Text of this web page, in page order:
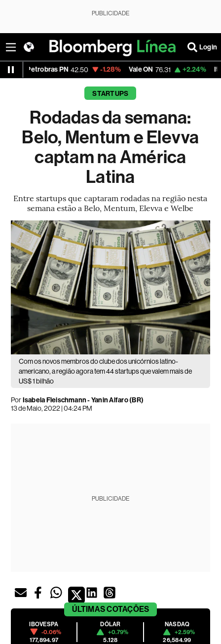
PUBLICIDADE
Login
PN 42.50 -1.28% Vale ON 76.31 +2.24% Itaú PN 42.10
STARTUPS
Rodadas da semana:
Belo, Mentum e Elevva
captam na América
Latina
Entre startups que captaram rodadas na região nesta
semana estão a Belo, Mentum, Elevva e Welbe
Com os novos membros do clube dos unicórnios latino-
americano, a região agora tem 44 startups que valem mais de
US$ 1 bilhão
PorIsabela Fleischmann-Yanin Alfaro (BR)
13 de Maio, 2022 | 04:24 PM
PUBLICIDADE
ÚLTIMASCOTAÇÕES
IBOVESPA
-0.06%
177,894.97
DÓLAR
+0.79%
5.128
NASDAQ
+2.59%
26,584.99